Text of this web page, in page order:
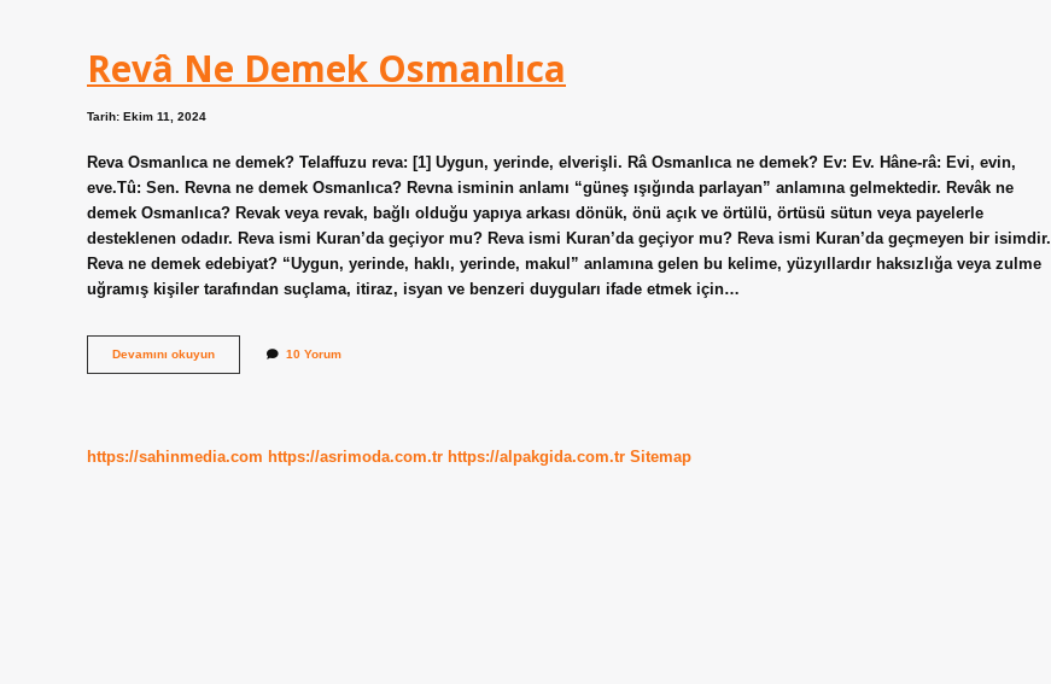
Revâ Ne Demek Osmanlıca
Tarih: Ekim 11, 2024
Reva Osmanlıca ne demek? Telaffuzu reva: [1] Uygun, yerinde, elverişli. Râ Osmanlıca ne demek? Ev: Ev. Hâne-râ: Evi, evin,
eve.Tû: Sen. Revna ne demek Osmanlıca? Revna isminin anlamı “güneş ışığında parlayan” anlamına gelmektedir. Revâk ne
demek Osmanlıca? Revak veya revak, bağlı olduğu yapıya arkası dönük, önü açık ve örtülü, örtüsü sütun veya payelerle
desteklenen odadır. Reva ismi Kuran’da geçiyor mu? Reva ismi Kuran’da geçiyor mu? Reva ismi Kuran’da geçmeyen bir isimdir.
Reva ne demek edebiyat? “Uygun, yerinde, haklı, yerinde, makul” anlamına gelen bu kelime, yüzyıllardır haksızlığa veya zulme
uğramış kişiler tarafından suçlama, itiraz, isyan ve benzeri duyguları ifade etmek için…
Devamını okuyunRevâ
Ne
10 Yorum
https://sahinmedia.com https://asrimoda.com.tr https://alpakgida.com.tr Sitemap